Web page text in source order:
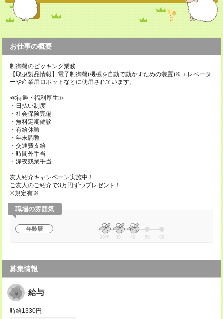
お仕事の概要
制御盤のピッキング業務
【取扱製品情報】電子制御盤(機械を自動で動かすための装置)※エレベータ
ーや産業用ロボットなどに使用されています。
≪待遇・福利厚生≫
・日払い制度
・社会保険完備
・無料定期健診
・有給休暇
・年末調整
・交通費支給
・時間外手当
・深夜残業手当
友人紹介キャンペーン実施中！
ご友人のご紹介で3万円ずつプレゼント！
※規定有※
職場の雰囲気
年齢層
20代 30 40 50 60
募集情報
給与
時給1330円